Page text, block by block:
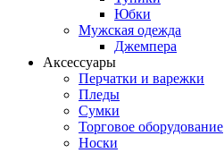
Юбки
Мужская одежда
Джемпера
Аксессуары
Перчатки и варежки
Пледы
Сумки
Торговое оборудование
Носки